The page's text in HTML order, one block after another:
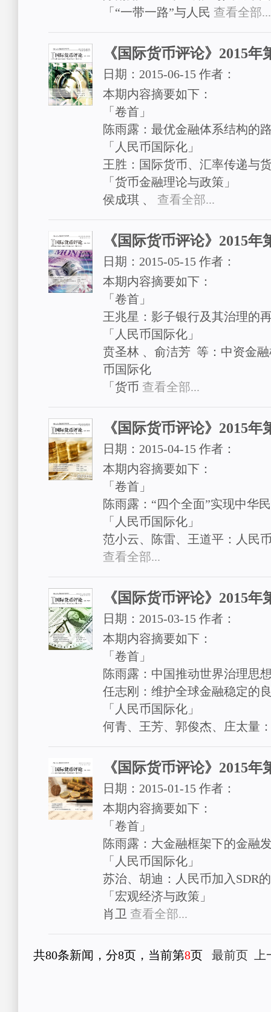
「“一带一路”与人民 查看全部...
《国际货币评论》2015年
日期： 2015-06-15 作者：
本期内容摘要如下：
「卷首」
陈雨露：最优金融体系结构的
「人民币国际化」
王胜：国际货币、汇率传递与
「货币金融理论与政策」
侯成琪 、 查看全部...
《国际货币评论》2015年
日期： 2015-05-15 作者：
本期内容摘要如下：
「卷首」
王兆星：影子银行及其治理的
「人民币国际化」
贲圣林 、俞洁芳 等：中资金
币国际化
「货币 查看全部...
《国际货币评论》2015年
日期： 2015-04-15 作者：
本期内容摘要如下：
「卷首」
陈雨露：“四个全面”实现中华
「人民币国际化」
范小云、陈雷、王道平：人民
查看全部...
《国际货币评论》2015
日期： 2015-03-15 作者：
本期内容摘要如下：
「卷首」
陈雨露：中国推动世界治理思
任志刚：维护全球金融稳定的
「人民币国际化」
何青、王芳、郭俊杰、庄太量
《国际货币评论》2015年
日期： 2015-01-15 作者：
本期内容摘要如下：
「卷首」
陈雨露：大金融框架下的金融
「人民币国际化」
苏治、胡迪：人民币加入SDR
「宏观经济与政策」
肖卫 查看全部...
共80条新闻，分8页，当前第8页 最前页